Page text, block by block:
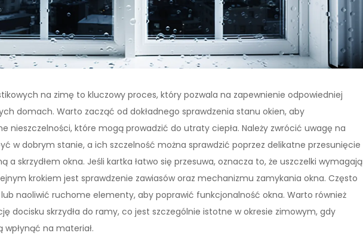
na zimę to kluczowy proces, który pozwala na zapewnienie odpowiedniej
domach. Warto zacząć od dokładnego sprawdzenia stanu okien, aby
nieszczelności, które mogą prowadzić do utraty ciepła. Należy zwrócić uwagę na
w dobrym stanie, a ich szczelność można sprawdzić poprzez delikatne przesunięcie
a skrzydłem okna. Jeśli kartka łatwo się przesuwa, oznacza to, że uszczelki wymagają
krokiem jest sprawdzenie zawiasów oraz mechanizmu zamykania okna. Często
naoliwić ruchome elementy, aby poprawić funkcjonalność okna. Warto również
docisku skrzydła do ramy, co jest szczególnie istotne w okresie zimowym, gdy
na materiał.